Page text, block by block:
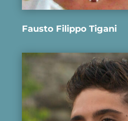
Fausto Filippo Tigani